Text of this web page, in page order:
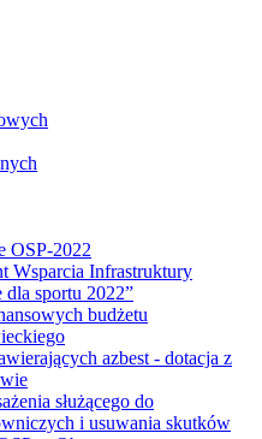
OSP-2022
Wsparcia Infrastruktury
dla sportu 2022”
budżetu
azbest - dotacja z
służącego do
i usuwania skutków